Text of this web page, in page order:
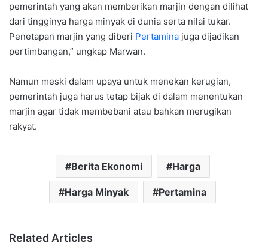
pemerintah yang akan memberikan marjin dengan dilihat
dari tingginya harga minyak di dunia serta nilai tukar.
Penetapan marjin yang diberi Pertamina juga dijadikan
pertimbangan,” ungkap Marwan.
Namun meski dalam upaya untuk menekan kerugian,
pemerintah juga harus tetap bijak di dalam menentukan
marjin agar tidak membebani atau bahkan merugikan
rakyat.
Berita Ekonomi Harga
Harga Minyak Pertamina
Related Articles